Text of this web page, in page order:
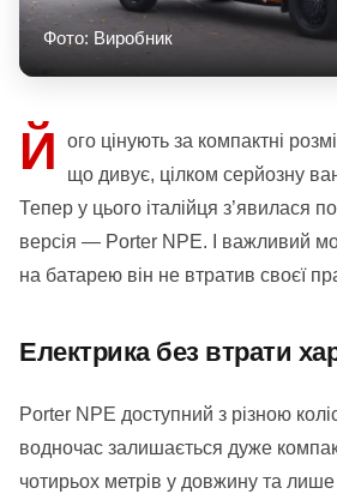
Фото: Виробник
Й
ого цінують за компактні
що дивує, цілком серйозну
Тепер у цього італійця з’явилася
версія — Porter NPE. І важливий
на батарею він не втратив своєї
Електрика без втрати
Porter NPE доступний з різною
водночас залишається дуже
чотирьох метрів у довжину та